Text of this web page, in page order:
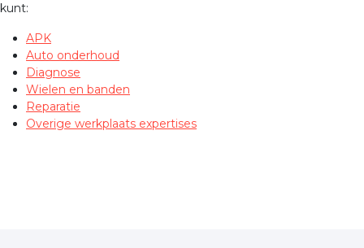
kunt:
APK
Auto onderhoud
Diagnose
Wielen en banden
Reparatie
Overige werkplaats expertises